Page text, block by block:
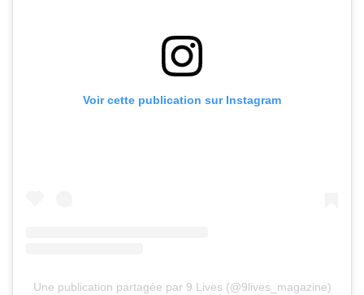
Voir cette publication sur Instagram
Une publication partagée par 9 Lives (@9lives_magazine)